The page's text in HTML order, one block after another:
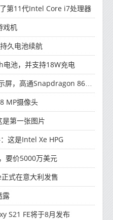
第11代Intel Core i7处理器
戏机
久电池续航
电池，并支持18W充电
高通Snapdragon 860处理器
MP摄像头
是第一张图片
这是Intel Xe HPG
要价5000万美元
式在意大利发售
露
S21 FE将于8月发布